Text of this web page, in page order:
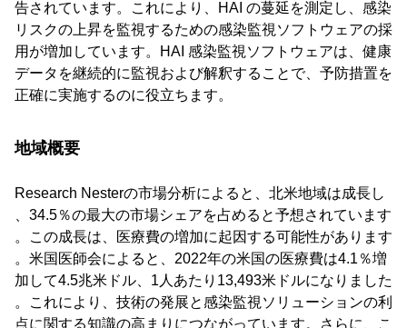
告されています。これにより、HAI の蔓延を測定し、感染
リスクの上昇を監視するための感染監視ソフトウェアの採
用が増加しています。HAI 感染監視ソフトウェアは、健康
データを継続的に監視および解釈することで、予防措置を
正確に実施するのに役立ちます。
地域概要
Research Nesterの市場分析によると、北米地域は成長し
、34.5％の最大の市場シェアを占めると予想されています
。この成長は、医療費の増加に起因する可能性があります
。米国医師会によると、2022年の米国の医療費は4.1％増
加して4.5兆米ドル、1人あたり13,493米ドルになりました
。これにより、技術の発展と感染監視ソリューションの利
点に関する知識の高まりにつながっています。さらに、こ